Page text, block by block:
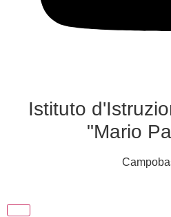
Istituto
"Mario